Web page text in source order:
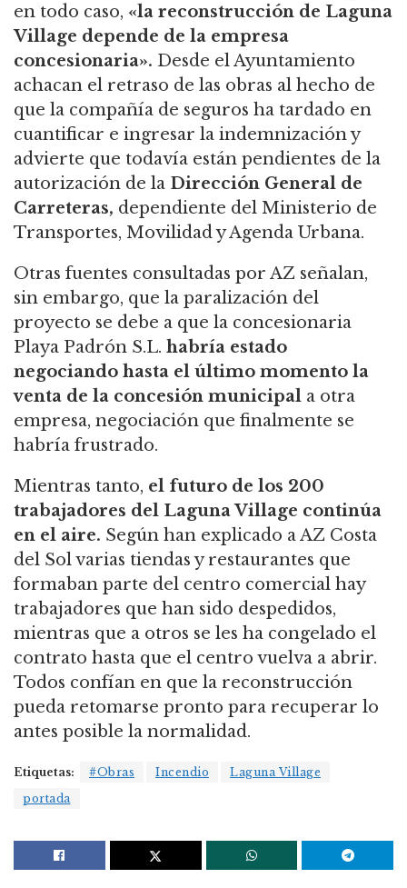
en todo caso, «la reconstrucción de Laguna
Village depende de la empresa
concesionaria». Desde el Ayuntamiento
achacan el retraso de las obras al hecho de
que la compañía de seguros ha tardado en
cuantificar e ingresar la indemnización y
advierte que todavía están pendientes de la
autorización de la Dirección General de
Carreteras, dependiente del Ministerio de
Transportes, Movilidad y Agenda Urbana.
Otras fuentes consultadas por AZ señalan,
sin embargo, que la paralización del
proyecto se debe a que la concesionaria
Playa Padrón S.L. habría estado
negociando hasta el último momento la
venta de la concesión municipal a otra
empresa, negociación que finalmente se
habría frustrado.
Mientras tanto, el futuro de los 200
trabajadores del Laguna Village continúa
en el aire. Según han explicado a AZ Costa
del Sol varias tiendas y restaurantes que
formaban parte del centro comercial hay
trabajadores que han sido despedidos,
mientras que a otros se les ha congelado el
contrato hasta que el centro vuelva a abrir.
Todos confían en que la reconstrucción
pueda retomarse pronto para recuperar lo
antes posible la normalidad.
Etiquetas: #Obras Incendio
Laguna Village
portada